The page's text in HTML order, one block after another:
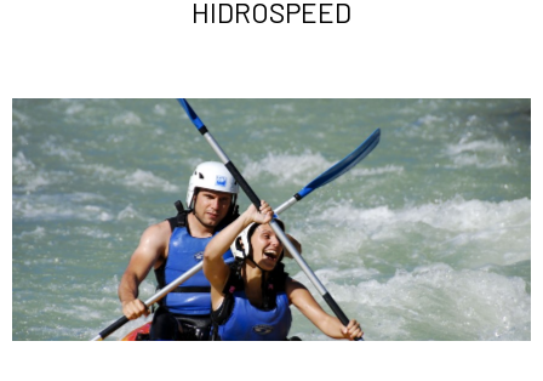
HIDROSPEED